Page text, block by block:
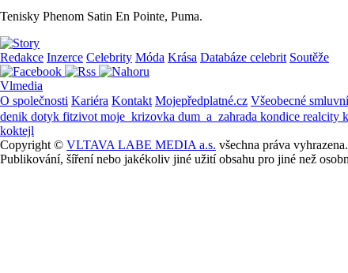
Tenisky Phenom Satin En Pointe, Puma.
Redakce Inzerce Celebrity Móda Krása Databáze celebrit Soutěže
Vlmedia
O společnosti Kariéra Kontakt Mojepředplatné.cz Všeobecné
denik dotyk fitzivot moje_krizovka dum_a_zahrada kondice realcity
koktejl
Copyright © VLTAVA LABE MEDIA a.s. všechna práva vyhrazena.
Publikování, šíření nebo jakékoliv jiné užití obsahu pro jiné než